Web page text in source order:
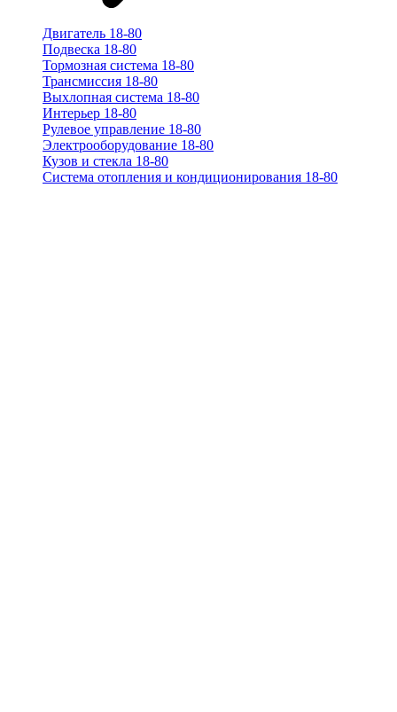
Двигатель 18-80
Подвеска 18-80
Тормозная система 18-80
Трансмиссия 18-80
Выхлопная система 18-80
Интерьер 18-80
Рулевое управление 18-80
Электрооборудование 18-80
Кузов и стекла 18-80
Система отопления и кондиционирования 18-80